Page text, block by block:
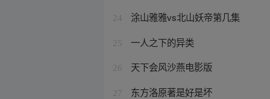
24 涂山雅雅vs北山妖帝第几集
25 一人之下的异类
26 天下会风沙燕电影版
27 东方洛原著是好是坏